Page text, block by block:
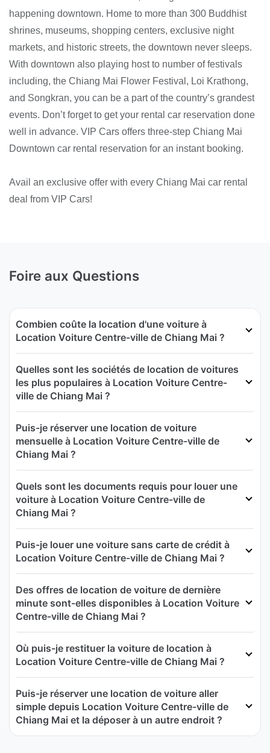
happening downtown. Home to more than 300 Buddhist
shrines, museums, shopping centers, exclusive night
markets, and historic streets, the downtown never sleeps.
With downtown also playing host to number of festivals
including, the Chiang Mai Flower Festival, Loi Krathong,
and Songkran, you can be a part of the country’s grandest
events. Don’t forget to get your rental car reservation done
well in advance. VIP Cars offers three-step Chiang Mai
Downtown car rental reservation for an instant booking.
Avail an exclusive offer with every Chiang Mai car rental
deal from VIP Cars!
Foire aux Questions
Combien coûte la location d'une voiture à
Location Voiture Centre-ville de Chiang Mai ?
Quelles sont les sociétés de location de voitures
les plus populaires à Location Voiture Centre-
ville de Chiang Mai ?
Puis-je réserver une location de voiture
mensuelle à Location Voiture Centre-ville de
Chiang Mai ?
Quels sont les documents requis pour louer une
voiture à Location Voiture Centre-ville de
Chiang Mai ?
Puis-je louer une voiture sans carte de crédit à
Location Voiture Centre-ville de Chiang Mai ?
Des offres de location de voiture de dernière
minute sont-elles disponibles à Location Voiture
Centre-ville de Chiang Mai ?
Où puis-je restituer la voiture de location à
Location Voiture Centre-ville de Chiang Mai ?
Puis-je réserver une location de voiture aller
simple depuis Location Voiture Centre-ville de
Chiang Mai et la déposer à un autre endroit ?